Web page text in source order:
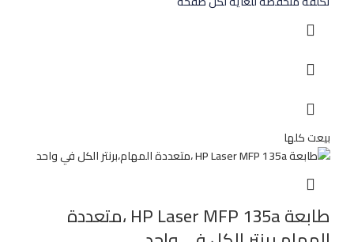
بيعت كلها
طابعة HP Laser MFP 135a ،متعددة